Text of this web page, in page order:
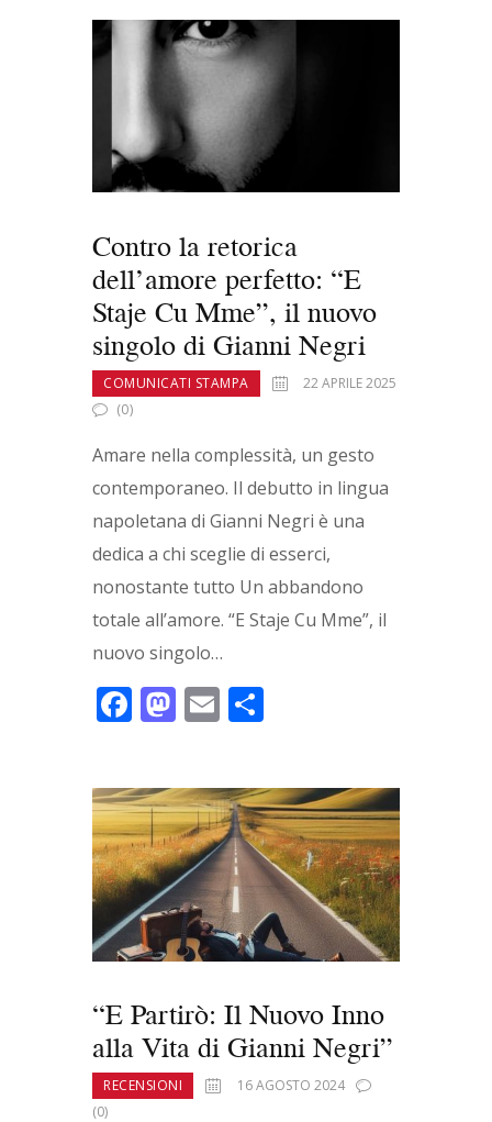
b
o
o
k
d
o
n
l di
vi
di
Contro la retorica
dell’amore perfetto: “E
Staje Cu Mme”, il nuovo
singolo di Gianni Negri
COMUNICATI STAMPA
22 APRILE 2025
(0)
Amare nella complessità, un gesto
contemporaneo. Il debutto in lingua
napoletana di Gianni Negri è una
dedica a chi sceglie di esserci,
nonostante tutto Un abbandono
totale all’amore. “E Staje Cu Mme”, il
nuovo singolo…
F
b
o
o
k
M
d
o
n
E
l di
vi
di
“E Partirò: Il Nuovo Inno
alla Vita di Gianni Negri”
RECENSIONI
16 AGOSTO 2024
(0)